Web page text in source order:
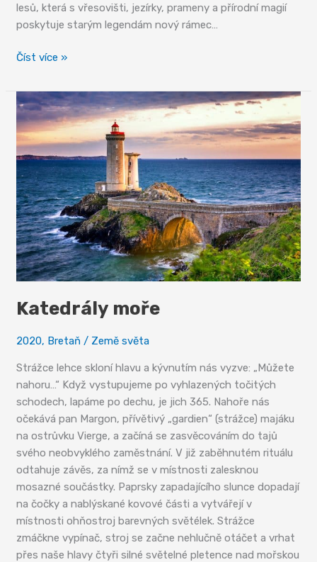
lesů, která s vřesovišti, jezírky, prameny a přírodní magií
poskytuje starým legendám nový rámec…
Brocéliande
mystický
les
krále
Artuše
Číst více »
Katedrály moře
2020, Bretaň / Země světa
Strážce lehce skloní hlavu a kývnutím nás vyzve: „Můžete
nahoru…“ Když vystupujeme po vyhlazených točitých
schodech, lapáme po dechu, je jich 365. Nahoře nás
očekává pan Margon, přívětivý „gardien“ (strážce) majáku
na ostrůvku Vierge, a začíná se zasvěcováním do tajů
svého neobvyklého zaměstnání. V již zaběhnutém rituálu
odtahuje závěs, za nímž se v místnosti zalesknou
mosazné součástky. Paprsky zapadajícího slunce dopadají
na čočky a nablýskané kovové části a vytvářejí v
místnosti ohňostroj barevných světélek. Strážce
zmáčkne vypínač, stroj se začne nehlučně otáčet a vrhat
přes naše hlavy čtyři silné světelné pletence nad mořskou